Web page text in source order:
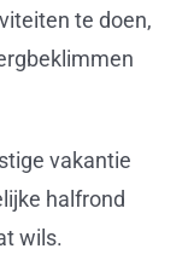
te doen,
vakantie
halfrond
wils.